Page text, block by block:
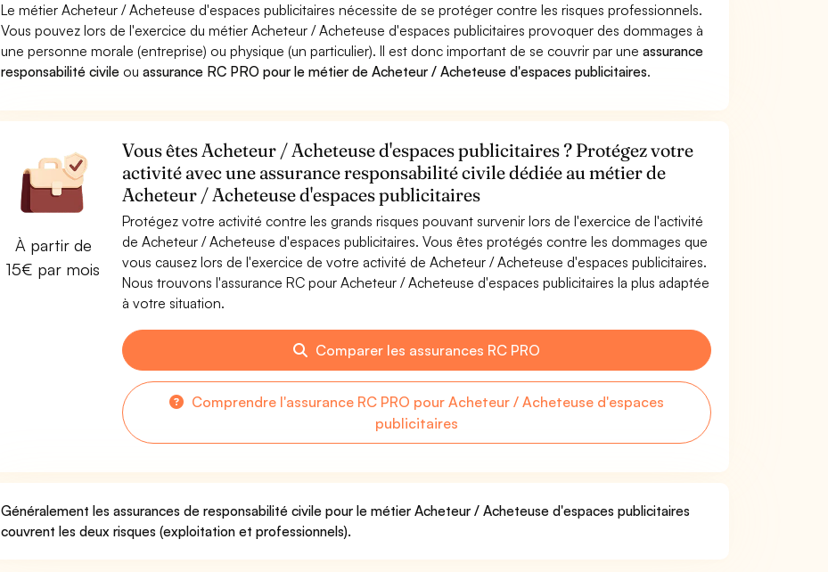
Le métier Acheteur / Acheteuse d'espaces publicitaires nécessite de se protéger contre les risques professionnels.
Vous pouvez lors de l'exercice du métier Acheteur / Acheteuse d'espaces publicitaires provoquer des dommages à
une personne morale (entreprise) ou physique (un particulier). Il est donc important de se couvrir par uneassurance
responsabilité civile ouassurance RC PRO pour le métier de Acheteur / Acheteuse d'espaces publicitaires.
À partir de
15€ par mois
Vous êtes Acheteur / Acheteuse d'espaces publicitaires ? Protégez votre
activité avec une assurance responsabilité civile dédiée au métier de
Acheteur / Acheteuse d'espaces publicitaires
Protégez votre activité contre les grands risques pouvant survenir lors de l'exercice de l'activité
de Acheteur / Acheteuse d'espaces publicitaires. Vous êtes protégés contre les dommages que
vous causez lors de l'exercice de votre activité de Acheteur / Acheteuse d'espaces publicitaires.
Nous trouvons l'assurance RC pour Acheteur / Acheteuse d'espaces publicitaires la plus adaptée
à votre situation.
Comparer les assurances RC PRO
Comprendre l'assurance RC PRO pour Acheteur / Acheteuse d'espaces
publicitaires
Généralement les assurances de responsabilité civile pour le métier Acheteur / Acheteuse d'espaces publicitaires
couvrent les deux risques (exploitation et professionnels).